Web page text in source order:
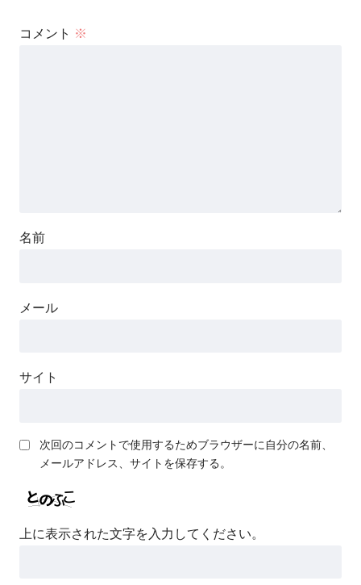
コメント ※
名前
メール
サイト
次回のコメントで使用するためブラウザーに自分の名前、
メールアドレス、サイトを保存する。
上に表示された文字を入力してください。